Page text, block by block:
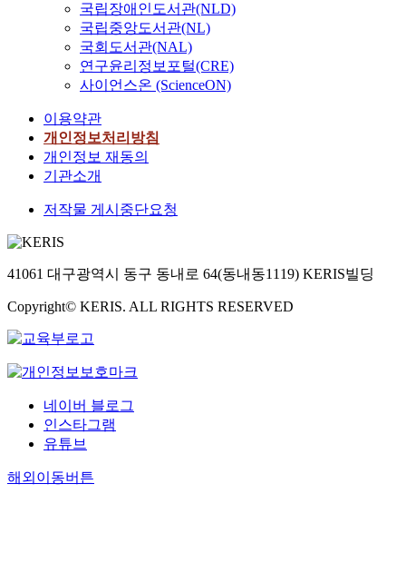
국립장애인도서관(NLD)
국립중앙도서관(NL)
국회도서관(NAL)
연구윤리정보포털(CRE)
사이언스온 (ScienceON)
이용약관
개인정보처리방침
개인정보 재동의
기관소개
저작물 게시중단요청
41061 대구광역시 동구 동내로 64(동내동1119) KERIS빌딩
Copyright© KERIS. ALL RIGHTS RESERVED
네이버 블로그
인스타그램
유튜브
해외이동버튼